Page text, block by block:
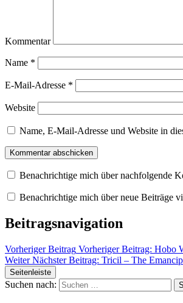
Kommentar
Name *
E-Mail-Adresse *
Website
Name, E-Mail-Adresse und Website in
Benachrichtige mich über nachfolgende
Benachrichtige mich über neue Beiträge
Beitragsnavigation
Vorheriger Beitrag Vorheriger Beitrag: Hobo
Weiter Nächster Beitrag: Tricil – The
Seitenleiste
Suchen nach: